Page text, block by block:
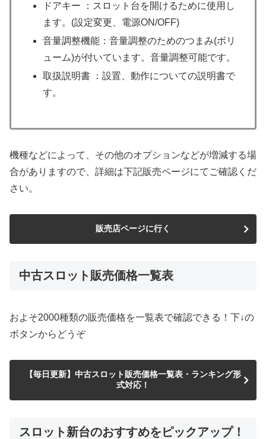
ドアキー ：スロット台を開けるために使用し
ます。(設定変更、電源ON/OFF)
音量調整機能：音量調整のためのつまみ(ボリ
ューム)が付いています。音量調整可能です。
取扱説明書 ：設置、動作についての説明書で
す。
機種などによって、その他のオプションなどが増減する場
合がありますので、詳細は下記販売ページにてご確認くだ
さい。
販売店ページに行く
中古スロット販売価格一覧表
およそ2000種類の販売価格を一覧表で確認できる！下↓の
ボタンからどうぞ
【毎日更新】中古スロット販売価格一覧表・ランキング形
式対応！
スロット新台のおすすめをピックアップ！